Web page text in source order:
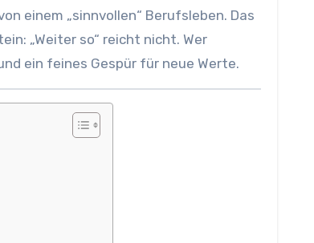
einem „sinnvollen“ Berufsleben. Das
„Weiter so“ reicht nicht. Wer
ein feines Gespür für neue Werte.